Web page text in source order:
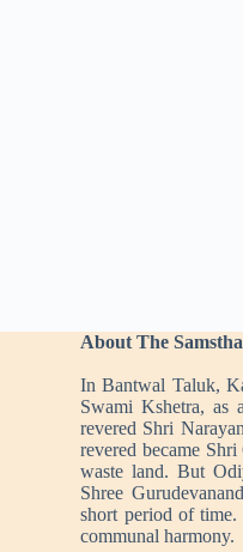
About The
In Bantwal Taluk,
Swami Kshetra, as
revered Shri
revered became
waste land. But
Shree
short period of time.
communal harmony.